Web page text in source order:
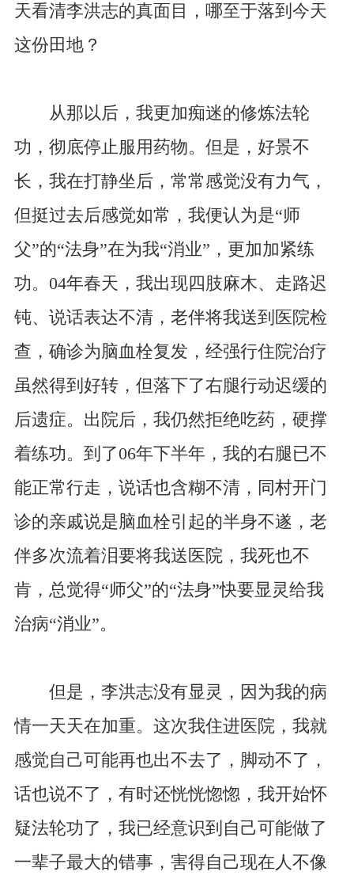
天看清李洪志的真面目，哪至于落到今天
这份田地？
从那以后，我更加痴迷的修炼法轮
功，彻底停止服用药物。但是，好景不
长，我在打静坐后，常常感觉没有力气，
但挺过去后感觉如常，我便认为是“师
父”的“法身”在为我“消业”，更加加紧练
功。04年春天，我出现四肢麻木、走路迟
钝、说话表达不清，老伴将我送到医院检
查，确诊为脑血栓复发，经强行住院治疗
虽然得到好转，但落下了右腿行动迟缓的
后遗症。出院后，我仍然拒绝吃药，硬撑
着练功。到了06年下半年，我的右腿已不
能正常行走，说话也含糊不清，同村开门
诊的亲戚说是脑血栓引起的半身不遂，老
伴多次流着泪要将我送医院，我死也不
肯，总觉得“师父”的“法身”快要显灵给我
治病“消业”。
但是，李洪志没有显灵，因为我的病
情一天天在加重。这次我住进医院，我就
感觉自己可能再也出不去了，脚动不了，
话也说不了，有时还恍恍惚惚，我开始怀
疑法轮功了，我已经意识到自己可能做了
一辈子最大的错事，害得自己现在人不像